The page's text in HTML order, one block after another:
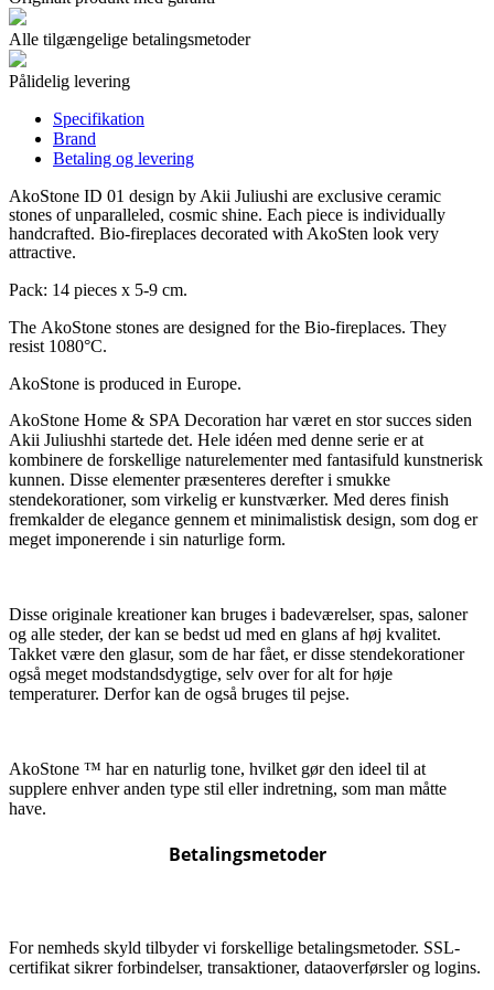
Alle tilgængelige betalingsmetoder
Pålidelig levering
Specifikation
Brand
Betaling og levering
AkoStone ID 01 design by Akii Juliushi are exclusive ceramic
stones of unparalleled, cosmic shine. Each piece is individually
handcrafted. Bio-fireplaces decorated with AkoSten look very
attractive.
Pack: 14 pieces x 5-9 cm.
The AkoStone stones are designed for the Bio-fireplaces. They
resist 1080°C.
AkoStone is produced in Europe.
AkoStone Home & SPA Decoration har været en stor succes siden
Akii Juliushhi startede det. Hele idéen med denne serie er at
kombinere de forskellige naturelementer med fantasifuld kunstnerisk
kunnen. Disse elementer præsenteres derefter i smukke
stendekorationer, som virkelig er kunstværker. Med deres finish
fremkalder de elegance gennem et minimalistisk design, som dog er
meget imponerende i sin naturlige form.
Disse originale kreationer kan bruges i badeværelser, spas, saloner
og alle steder, der kan se bedst ud med en glans af høj kvalitet.
Takket være den glasur, som de har fået, er disse stendekorationer
også meget modstandsdygtige, selv over for alt for høje
temperaturer. Derfor kan de også bruges til pejse.
AkoStone ™ har en naturlig tone, hvilket gør den ideel til at
supplere enhver anden type stil eller indretning, som man måtte
have.
Betalingsmetoder
For nemheds skyld tilbyder vi forskellige betalingsmetoder. SSL-
certifikat sikrer forbindelser, transaktioner, dataoverførsler og logins.